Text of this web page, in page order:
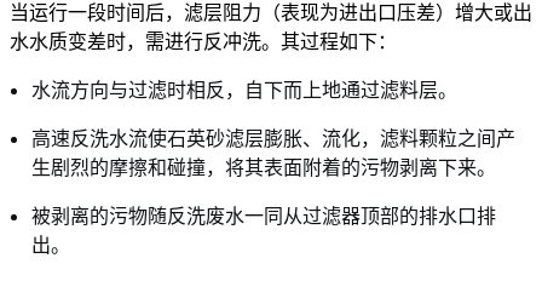
当运行一段时间后，滤层阻力（表现为进出口压差）增大或出
水水质变差时，需进行反冲洗。其过程如下：
水流方向与过滤时相反，自下而上地通过滤料层。
高速反洗水流使石英砂滤层膨胀、流化，滤料颗粒之间产
生剧烈的摩擦和碰撞，将其表面附着的污物剥离下来。
被剥离的污物随反洗废水一同从过滤器顶部的排水口排
出。